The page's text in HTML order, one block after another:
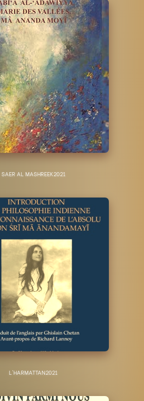
SAER AL MASHREEK2021
L'HARMATTAN2021